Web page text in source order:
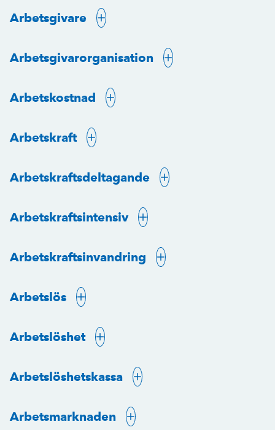
Arbetsgivare
Arbetsgivarorganisation
Arbetskostnad
Arbetskraft
Arbetskraftsdeltagande
Arbetskraftsintensiv
Arbetskraftsinvandring
Arbetslös
Arbetslöshet
Arbetslöshetskassa
Arbetsmarknaden